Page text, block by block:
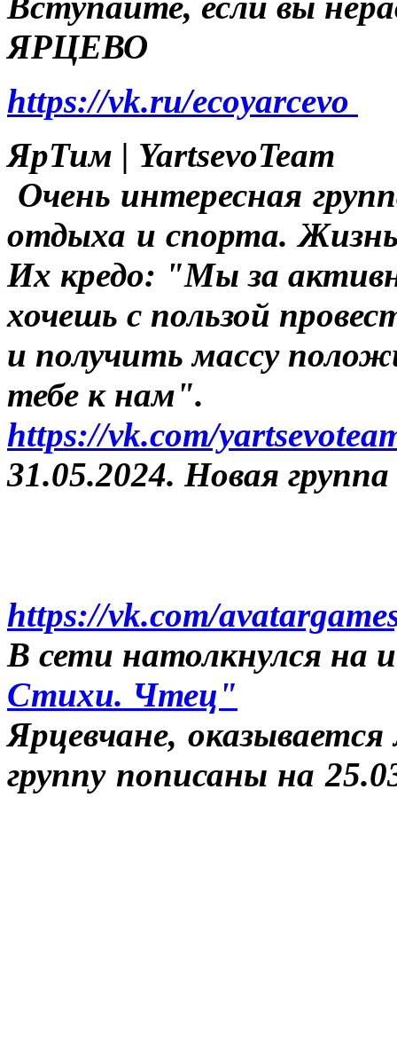
ЯРЦЕВО
https://vk.ru/ecoyarcevo
ЯрТим | YartsevoTeam
Очень интересная
отдыха и спорта.
Их кредо: "Мы за
хочешь с пользой
и получить массу
тебе к нам".
https://vk.com/
31.05.2024. Новая
https://vk.com/
В сети натолкнулся на
Стихи. Чтец"
Ярцевчане,
группу пописаны на